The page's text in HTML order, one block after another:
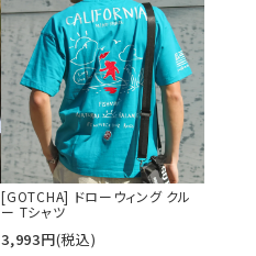
[GOTCHA] ドローウィング クル
ー Tシャツ
3,993円(税込)